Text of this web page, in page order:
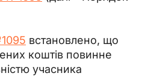
встановлено, що
коштів повинне
учасника